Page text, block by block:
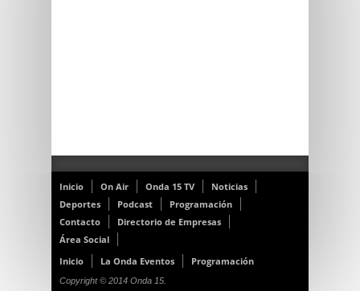
Inicio On Air Onda 15 TV
Noticias
Deportes
Podcast
Programación
Contacto
Directorio de Empresas
Área Social
Inicio
La Onda Eventos Programación
Copyright © 2014 Onda 15.